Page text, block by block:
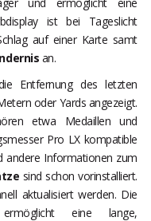
ist bei Tageslicht
auf einer Karte samt
an.
Entfernung des letzten
oder Yards angezeigt.
etwa Medaillen und
Pro LX kompatible
andere Informationen zum
sind schon vorinstalliert.
aktualisiert werden. Die
eine lange,